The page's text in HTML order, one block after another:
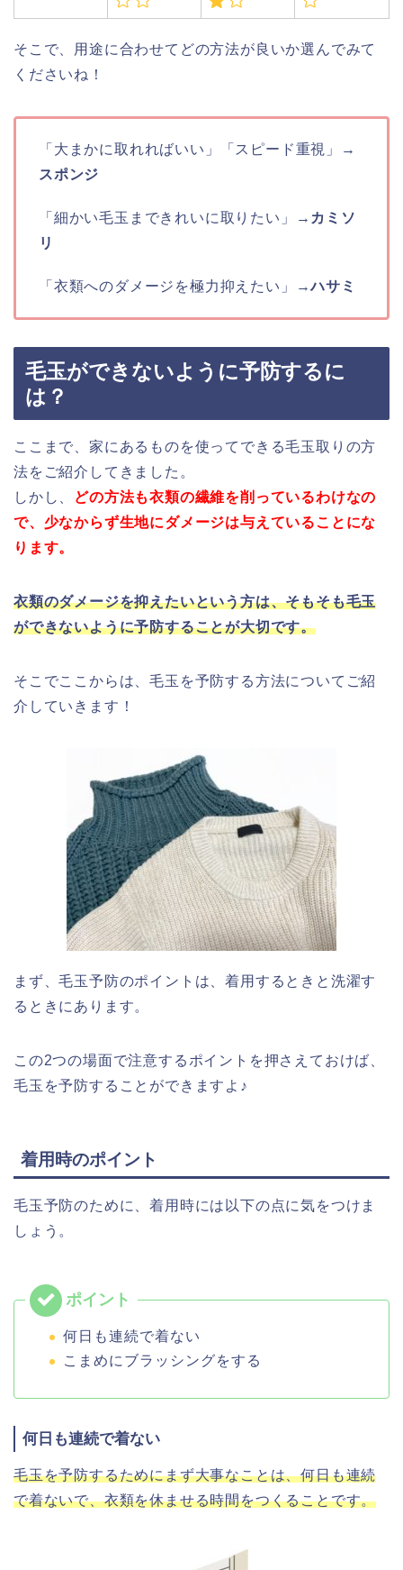
そこで、用途に合わせてどの方法が良いか選んでみて
くださいね！
「大まかに取れればいい」「スピード重視」→
スポンジ
「細かい毛玉まできれいに取りたい」→ カミソ
リ
「衣類へのダメージを極力抑えたい」→ハサミ
毛玉ができないように予防するに
は？
ここまで、家にあるものを使ってできる毛玉取りの方
法をご紹介してきました。
しかし、
どの方法も衣類の繊維を削っているわけなの
で、少なからず生地にダメージは与えていることにな
ります。
衣類のダメージを抑えたいという方は、そもそも毛玉
ができないように予防することが大切です。
そこでここからは、毛玉を予防する方法についてご紹
介していきます！
まず、毛玉予防のポイントは、着用するときと洗濯す
るときにあります。
この2つの場面で注意するポイントを押さえておけば、
毛玉を予防することができますよ♪
着用時のポイント
毛玉予防のために、着用時には以下の点に気をつけま
しょう。
何日も連続で着ない
こまめにブラッシングをする
何日も連続で着ない
毛玉を予防するためにまず大事なことは、何日も連続
で着ないで、衣類を休ませる時間をつくることです。